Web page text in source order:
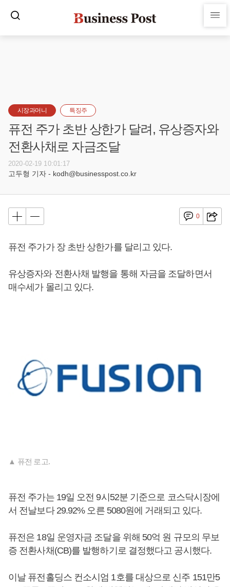
시장과머니 특징주
퓨전 주가 초반 상한가 달려, 유상증자와
전환사채로 자금조달
2020-02-19 10:01:17
고두형 기자 - kodh@businesspost.co.kr
0
퓨전 주가가 장 초반 상한가를 달리고 있다.
유상증자와 전환사채 발행을 통해 자금을 조달하면서
매수세가 몰리고 있다.
▲ 퓨전 로고.
퓨전 주가는 19일 오전 9시52분 기준으로 코스닥시장에
서 전날보다 29.92% 오른 5080원에 거래되고 있다.
퓨전은 18일 운영자금 조달을 위해 50억 원 규모의 무보
증 전환사채(CB)를 발행하기로 결정했다고 공시했다.
이날 퓨전홀딩스 컨소시엄 1호를 대상으로 신주 151만5